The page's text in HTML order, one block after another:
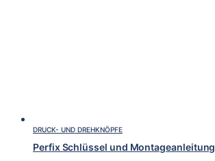
DRUCK- UND DREHKNÖPFE
Perfix Schlüssel und Montageanleitung